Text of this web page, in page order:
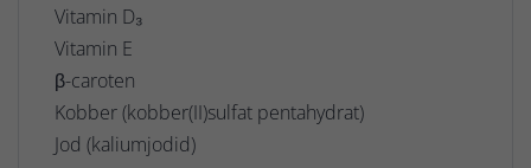
Vitamin D₃
Vitamin E
β-caroten
Kobber (kobber(II)sulfat pentahydrat)
Jod (kaliumjodid)